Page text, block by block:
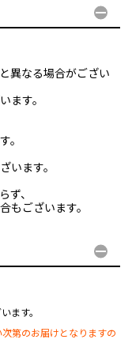
異なる場合がござい
ます。
。
います。
ず、
もございます。
ます。
第のお届けとなりますの